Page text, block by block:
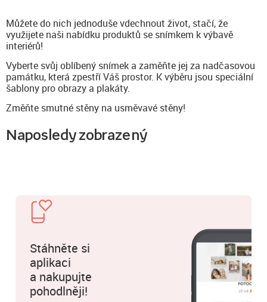
Můžete do nich jednoduše vdechnout život, stačí, že
využijete naši nabídku produktů se snímkem k výbavě
interiérů!
Vyberte svůj oblíbený snímek a zaměňte jej za nadčasovou
památku, která zpestří Váš prostor. K výběru jsou speciální
šablony pro obrazy a plakáty.
Změňte smutné stěny na usměvavé stěny!
Naposledy zobrazený
Stáhněte si
aplikaci
a nakupujte
pohodlněji!